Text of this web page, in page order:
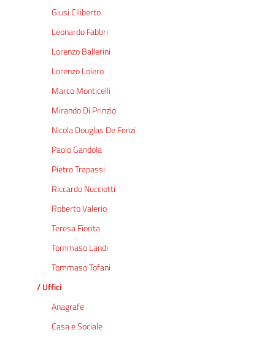
Giusi Ciliberto
Leonardo Fabbri
Lorenzo Ballerini
Lorenzo Loiero
Marco Monticelli
Mirando Di Prinzio
Nicola Douglas De Fenzi
Paolo Gandola
Pietro Trapassi
Riccardo Nucciotti
Roberto Valerio
Teresa Fiorita
Tommaso Landi
Tommaso Tofani
/ Uffici
Anagrafe
Casa e Sociale